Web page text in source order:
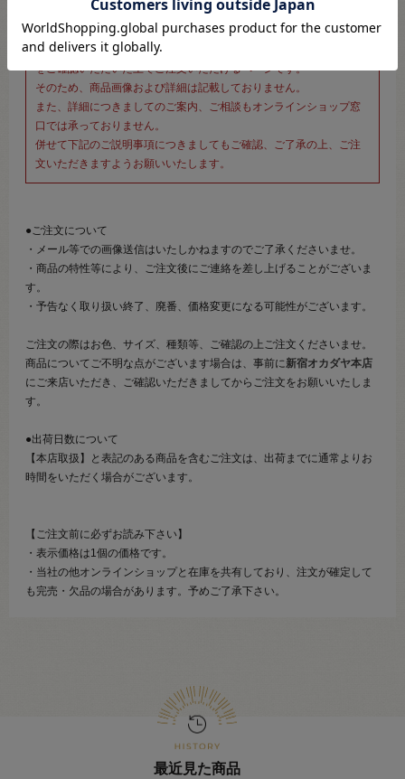
※新宿オカダヤ本店お取り扱い商品のご注文専用ページです※
こちらのページは、店頭にてあらかじめ商品詳細および商品コード
をご確認いただいた上でご注文いただけるページです。
そのため、商品画像および詳細は記載しておりません。
また、詳細につきましてのご案内、ご相談もオンラインショップ窓
口では承っておりません。
併せて下記のご説明事項につきましてもご確認、ご了承の上、ご注
文いただきますようお願いいたします。
●ご注文について
・メール等での画像送信はいたしかねますのでご了承くださいませ。
・商品の特性等により、ご注文後にご連絡を差し上げることがございま
す。
・予告なく取り扱い終了、廃番、価格変更になる可能性がございます。
ご注文の際はお色、サイズ、種類等、ご確認の上ご注文くださいませ。
商品についてご不明な点がございます場合は、事前に新宿オカダヤ本店
にご来店いただき、ご確認いただきましてからご注文をお願いいたしま
す。
●出荷日数について
【本店取扱】と表記のある商品を含むご注文は、出荷までに通常よりお
時間をいただく場合がございます。
【ご注文前に必ずお読み下さい】
・表示価格は1個の価格です。
・当社の他オンラインショップと在庫を共有しており、注文が確定して
も完売・欠品の場合があります。予めご了承下さい。
最近見た商品